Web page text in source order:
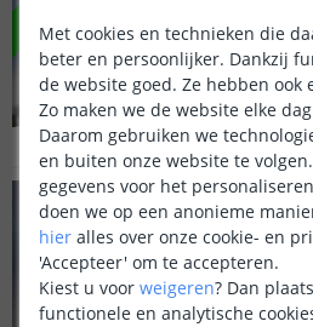
OP VOORRAAD
59,90 49,
Downlight
Downlight -
(
Voordeelset
Downlight
Met cookies en technieken die
beter en persoonlijker. Dankzij
de website goed. Ze hebben ook
Zo maken we de website elke
Daarom gebruiken we
en buiten onze website te
gegevens voor het
doen we op een anonieme
hier alles over onze cookie- en
'Accepteer' om te accepteren.
Kiest u voor weigeren? Dan
functionele en analytische